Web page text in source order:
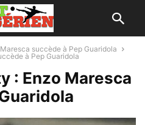
succède à Pep Guaridola
à Pep Guaridola
: Enzo Maresca